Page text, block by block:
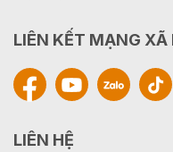
LIÊN KẾT MẠNG XÃ
LIÊN HỆ